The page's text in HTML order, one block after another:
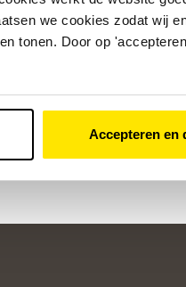
we cookies zodat wij
tonen. Door op
Accepteren en
Zo
Ben je je
extra sleutel